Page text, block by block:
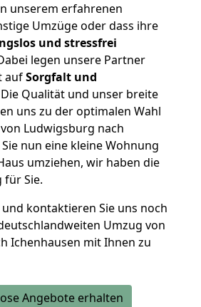
unserem erfahrenen
Umzüge oder dass ihre
und stressfrei
legen unsere Partner
aufSorgfalt und
Die Qualität und unser breite
uns zu der optimalen Wahl
Ludwigsburg nach
nun eine kleine Wohnung
umziehen, wir haben die
für Sie.
und kontaktieren Sie uns noch
Umzug von
Ichenhausen mit Ihnen zu
Angebote erhalten